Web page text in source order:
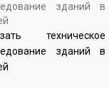
зданий в
техническое
зданий в